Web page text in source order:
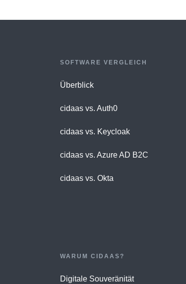
SOFTWARE VERGLEICH
Überblick
cidaas vs. Auth0
cidaas vs. Keycloak
cidaas vs. Azure AD B2C
cidaas vs. Okta
WARUM CIDAAS?
Digitale Souveränität